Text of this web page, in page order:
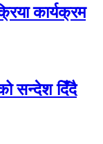
कार्यक्रम
सन्देश दिँदै